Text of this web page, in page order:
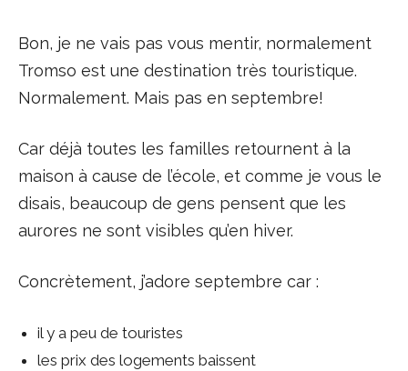
Bon, je ne vais pas vous mentir, normalement
Tromso est une destination très touristique.
Normalement. Mais pas en septembre!
Car déjà toutes les familles retournent à la
maison à cause de l’école, et comme je vous le
disais, beaucoup de gens pensent que les
aurores ne sont visibles qu’en hiver.
Concrètement, j’adore septembre car :
il y a peu de touristes
les prix des logements baissent